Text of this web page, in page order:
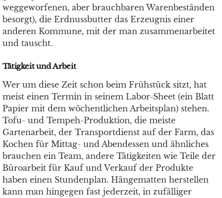
weggeworfenen, aber brauchbaren Warenbeständen
besorgt), die Erdnussbutter das Erzeugnis einer
anderen Kommune, mit der man zusammenarbeitet
und tauscht.
Tätigkeit und Arbeit
Wer um diese Zeit schon beim Frühstück sitzt, hat
meist einen Termin in seinem Labor-Sheet (ein Blatt
Papier mit dem wöchentlichen Arbeitsplan) stehen.
Tofu- und Tempeh-Produktion, die meiste
Gartenarbeit, der Transportdienst auf der Farm, das
Kochen für Mittag- und Abendessen und ähnliches
brauchen ein Team, andere Tätigkeiten wie Teile der
Büroarbeit für Kauf und Verkauf der Produkte
haben einen Stundenplan. Hängematten herstellen
kann man hingegen fast jederzeit, in zufälliger